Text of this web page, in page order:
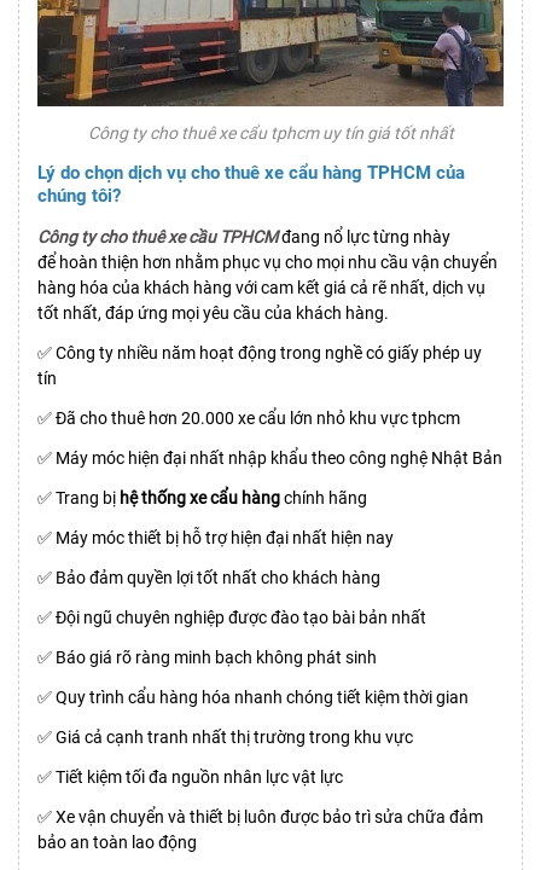
Công ty cho thuê xe cẩu tphcm uy tín giá tốt nhất
Lý do chọn dịch vụ cho thuê xe cẩu hàng TPHCM của
chúng tôi?
Công ty cho thuê xe cầu TPHCMđang nổ lực từng nhày
để hoàn thiện hơn nhằm phục vụ cho mọi nhu cầu vận chuyển
hàng hóa của khách hàng với cam kết giá cả rẽ nhất, dịch vụ
tốt nhất, đáp ứng mọi yêu cầu của khách hàng.
✅ Công ty nhiều năm hoạt động trong nghề có giấy phép uy
tín
✅ Đã cho thuê hơn 20.000 xe cẩu lớn nhỏ khu vực tphcm
✅ Máy móc hiện đại nhất nhập khẩu theo công nghệ Nhật Bản
✅ Trang bị hệ thống xe cẩu hàngchính hãng
✅ Máy móc thiết bị hỗ trợ hiện đại nhất hiện nay
✅ Bảo đảm quyền lợi tốt nhất cho khách hàng
✅ Đội ngũ chuyên nghiệp được đào tạo bài bản nhất
✅ Báo giá rõ ràng minh bạch không phát sinh
✅ Quy trình cẩu hàng hóa nhanh chóng tiết kiệm thời gian
✅ Giá cả cạnh tranh nhất thị trường trong khu vực
✅ Tiết kiệm tối đa nguồn nhân lực vật lực
✅ Xe vận chuyển và thiết bị luôn được bảo trì sửa chữa đảm
bảo an toàn lao động